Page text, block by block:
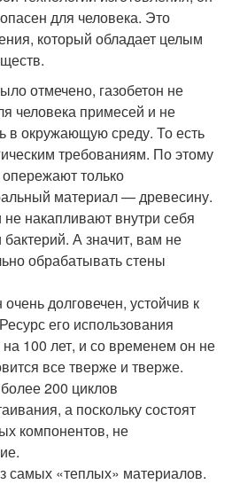
для человека. Это
который обладает целым
отмечено, газобетон не
человека примесей и не
в окружающую среду. То есть
требованиям. По этому
опережают только
материал — древесину.
накапливают внутри себя
А значит, вам не
обрабатывать стены
долговечен, устойчив к
его использования
100 лет, и со временем он не
все тверже и тверже.
200 циклов
а поскольку состоят
компонентов, не
самых «теплых» материалов.